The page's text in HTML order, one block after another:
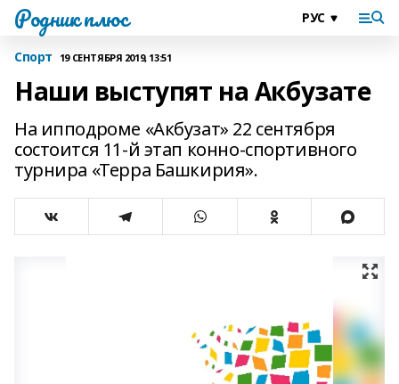
Родник плюс
Спорт 19 СЕНТЯБРЯ 2019, 13:51
Наши выступят на Акбузате
На ипподроме «Акбузат» 22 сентября
состоится 11-й этап конно-спортивного
турнира «Терра Башкирия».